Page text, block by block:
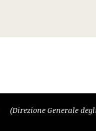
(Direzione Generale